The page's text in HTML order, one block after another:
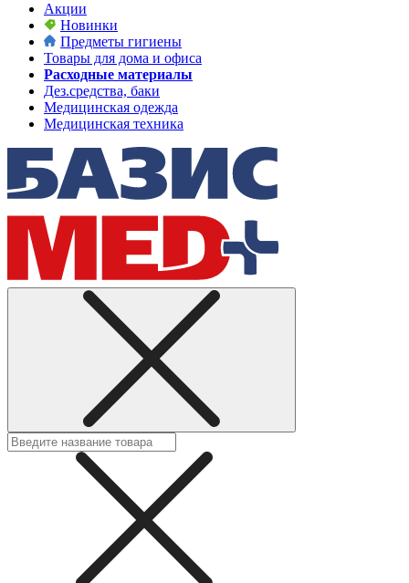
Акции
Новинки
Предметы гигиены
Товары для дома и офиса
Расходные материалы
Дез.средства, баки
Медицинская одежда
Медицинская техника